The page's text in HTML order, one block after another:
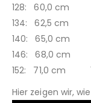
128: 60,0 cm
134: 62,5 cm
140: 65,0 cm
146: 68,0 cm
152: 71,0 cm
Hier zeigen wir,